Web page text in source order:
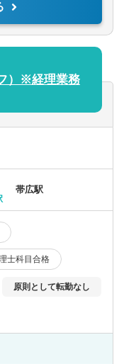
援 ほか
）※経理業務
帯広駅
士科目合格
原則として転勤なし